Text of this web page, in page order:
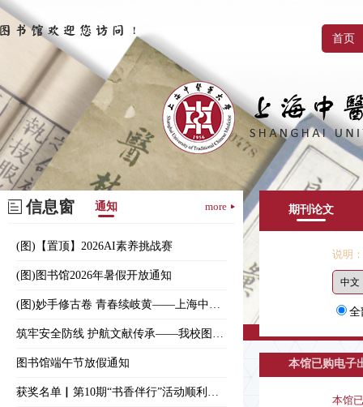
首页
信息窗 通知 more
(图)【置顶】2026AI素养挑战赛
(图)图书馆2026年暑假开放通知
(图)妙手修古卷 青春续岐黄——上海中医药大学图书馆开展古籍修复活动
筑牢安全防线 护航文献传承——我校图书馆（杂志社）开展消防安全专题培训
图书馆端午节放假通知
获奖名单▏第10期“书香伴行”活动顺利完成
期刊论文
说明
全
本馆已购电子
本馆